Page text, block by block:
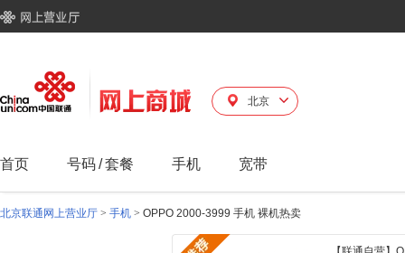
北京
首页 号码/套餐 手机 宽带
北京联通网上营业厅 > 手机 > OPPO 2000-3999 手机 裸机热卖